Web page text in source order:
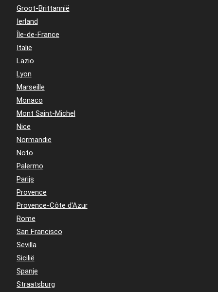
Groot-Brittannië
Ierland
Île-de-France
Italië
Lazio
Lyon
Marseille
Monaco
Mont Saint-Michel
Nice
Normandië
Noto
Palermo
Parijs
Provence
Provence-Côte d'Azur
Rome
San Francisco
Sevilla
Sicilië
Spanje
Straatsburg